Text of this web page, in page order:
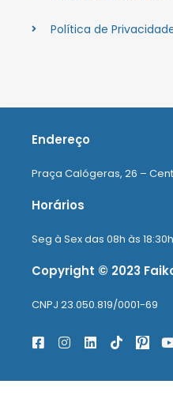
Política de
Endereço
Praça Calógeras, 26 –
Horários
Seg à Sex das 08h às 18:30h
Copyright © 2023
CNPJ 23.050.819/0001-69